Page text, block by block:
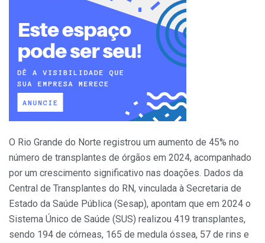
O Rio Grande do Norte registrou um aumento de 45% no
número de transplantes de órgãos em 2024, acompanhado
por um crescimento significativo nas doações. Dados da
Central de Transplantes do RN, vinculada à Secretaria de
Estado da Saúde Pública (Sesap), apontam que em 2024 o
Sistema Único de Saúde (SUS) realizou 419 transplantes,
sendo 194 de córneas, 165 de medula óssea, 57 de rins e